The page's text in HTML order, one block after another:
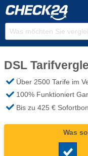
DSL
Über 2500 Tarife im
100% Funktioniert
Bis zu 425 €
Was